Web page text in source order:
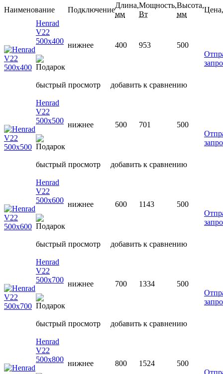
Наименование Подключение
Длина,
мм
Мощность,
Вт
Высота,
мм
Henrad
V22
500х400 нижнее 400 953
500
быстрый просмотр добавить к сравнению
Henrad
V22
500х500 нижнее 500 701
500
быстрый просмотр добавить к сравнению
Henrad
V22
500х600 нижнее 600 1143
500
быстрый просмотр добавить к сравнению
Henrad
V22
500х700 нижнее 700 1334
500
быстрый просмотр добавить к сравнению
Henrad
V22
500х800 нижнее 800 1524
500